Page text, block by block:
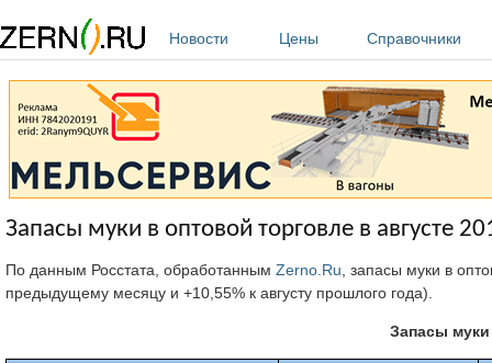
Новости
Цены Справочники
Запасы муки в оптовой торговле в августе
По данным Росстата, обработанным Zerno.Ru , запасы муки в
предыдущему месяцу и +10,55% к августу прошлого года).
Запасы муки